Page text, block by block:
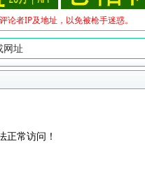
论者IP及地址，以免被枪手迷惑。
正常访问！